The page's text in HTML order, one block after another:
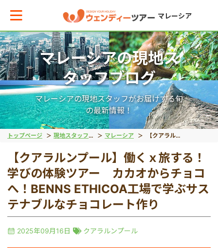
マレーシア
トップページ 現地スタッフブログ マレーシア 【クアラルンプール】働くｘ旅する！学びの体験ツアー カカオからチョコへ！BENNS ETHICOA工場で学ぶサステナブルなチョコレート作り
マレーシアの現地ス
タッフブログ
マレーシアの現地スタッフがお届けする旬
の最新情報！
【クアラルンプール】働くｘ旅する！
学びの体験ツアー カカオからチョコ
へ！BENNS ETHICOA工場で学ぶサス
テナブルなチョコレート作り
2025年09月16日 クアラルンプール
メインメニューへ戻る
マから現地ツアーを探す
遺産（文化）
遺産（自然）
メインメニューへ戻る
アからお役立ち情報を探す
ドネシア
ナム
戻る
世界遺産（文化）
マラッカ
ジョージタウン
戻る
世界遺産（自然）
キナバル公園
グヌン・ムル国立公園
戻る
動物
オランウータン
リバーサファリ
ホタル
戻る
絶景アイランド
ガヤ島
サピ島
戻る
マレーシア国外
ブルネイ旅行
戻る
宿泊パッケージ
秘境ツアー